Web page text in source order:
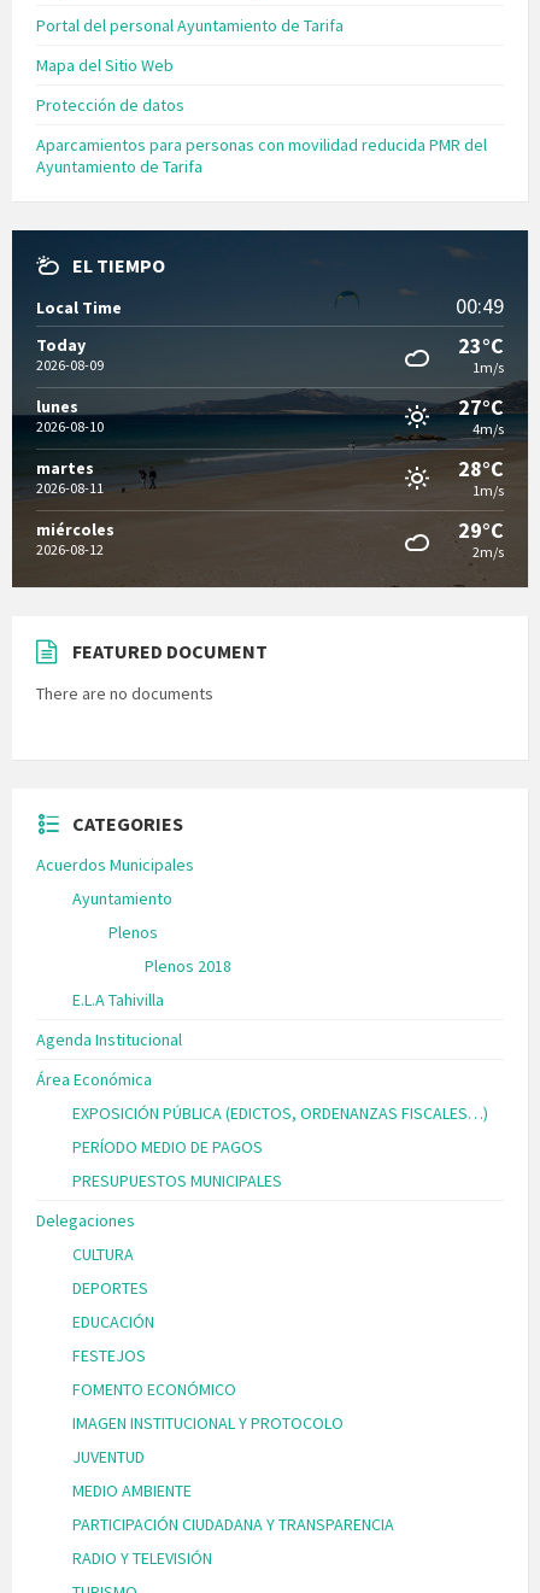
Portal del personal Ayuntamiento de Tarifa
Mapa del Sitio Web
Protección de datos
Aparcamientos para personas con movilidad reducida PMR del
Ayuntamiento de Tarifa
EL TIEMPO
Local Time 00:49
Today
2026-08-09
23°C
1m/s
lunes
2026-08-10
27°C
4m/s
martes
2026-08-11
28°C
1m/s
miércoles
2026-08-12
29°C
2m/s
FEATURED DOCUMENT
There are no documents
CATEGORIES
Acuerdos Municipales
Ayuntamiento
Plenos
Plenos 2018
E.L.A Tahivilla
Agenda Institucional
Área Económica
EXPOSICIÓN PÚBLICA (EDICTOS, ORDENANZAS FISCALES…)
PERÍODO MEDIO DE PAGOS
PRESUPUESTOS MUNICIPALES
Delegaciones
CULTURA
DEPORTES
EDUCACIÓN
FESTEJOS
FOMENTO ECONÓMICO
IMAGEN INSTITUCIONAL Y PROTOCOLO
JUVENTUD
MEDIO AMBIENTE
PARTICIPACIÓN CIUDADANA Y TRANSPARENCIA
RADIO Y TELEVISIÓN